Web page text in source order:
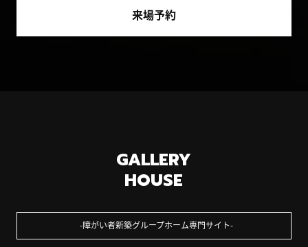
来場予約
GALLERY
HOUSE
障がい者新築グループホーム専門サイト